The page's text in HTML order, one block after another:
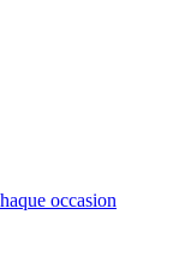
occasion